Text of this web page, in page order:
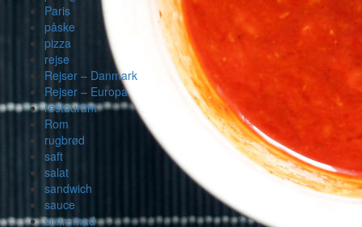
Paris
påske
pizza
rejse
Rejser – Danmark
Rejser – Europa
restaurant
Rom
rugbrød
saft
salat
sandwich
sauce
simremad